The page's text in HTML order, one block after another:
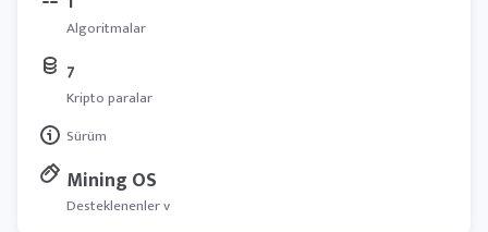
Algoritmalar
7
Kripto paralar
Sürüm
Mining OS
Desteklenenler v